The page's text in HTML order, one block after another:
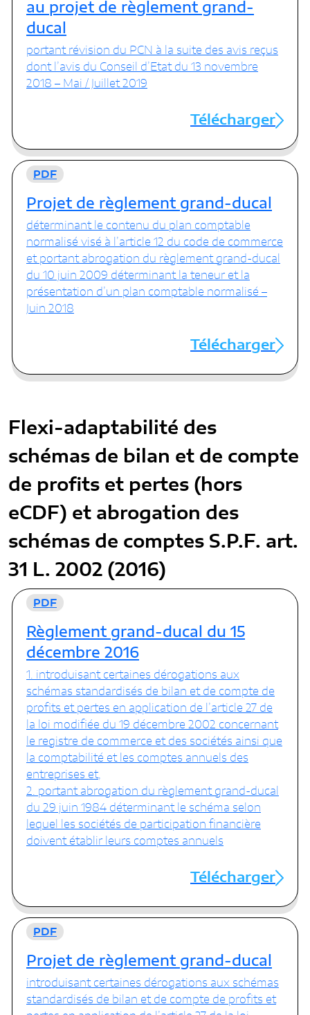
au projet de règlement grand-
ducal
portant révision du PCN à la suite des avis reçus
dont l’avis du Conseil d’Etat du 13 novembre
2018 – Mai / Juillet 2019
Télécharger
PDF
Projet de règlement grand-ducal
déterminant le contenu du plan comptable
normalisé visé à l’article 12 du code de commerce
et portant abrogation du règlement grand-ducal
du 10 juin 2009 déterminant la teneur et la
présentation d’un plan comptable normalisé –
Juin 2018
Télécharger
Flexi-adaptabilité des
schémas de bilan et de compte
de profits et pertes (hors
eCDF) et abrogation des
schémas de comptes S.P.F. art.
31 L. 2002 (2016)
PDF
Règlement grand-ducal du 15
décembre 2016
1. introduisant certaines dérogations aux
schémas standardisés de bilan et de compte de
profits et pertes en application de l’article 27 de
la loi modifiée du 19 décembre 2002 concernant
le registre de commerce et des sociétés ainsi que
la comptabilité et les comptes annuels des
entreprises et,
2. portant abrogation du règlement grand-ducal
du 29 juin 1984 déterminant le schéma selon
lequel les sociétés de participation financière
doivent établir leurs comptes annuels
Télécharger
PDF
Projet de règlement grand-ducal
introduisant certaines dérogations aux schémas
standardisés de bilan et de compte de profits et